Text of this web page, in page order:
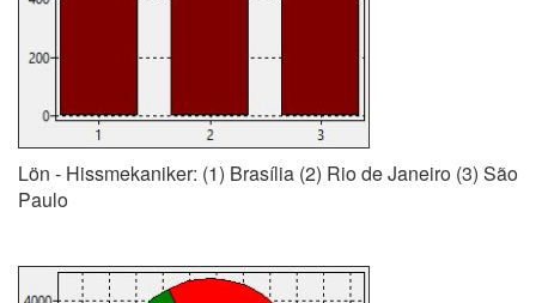
Lön - Hissmekaniker: (1) Brasília (2) Rio de Janeiro (3) São
Paulo